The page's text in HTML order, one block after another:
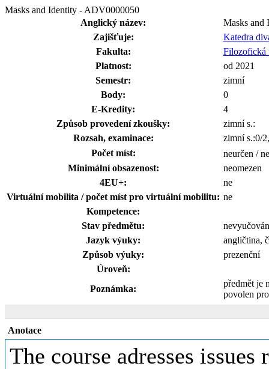
Masks and Identity - ADV0000050
Anglický název:
Masks and
Zajišťuje:
Katedra
Fakulta:
Filozofická
Platnost:
od 2021
Semestr:
zimní
Body:
0
E-Kredity:
4
Způsob provedení zkoušky:
zimní s.:
Rozsah, examinace:
zimní s.:0/
Počet míst:
neurčen /
Minimální obsazenost:
neomezen
4EU+:
ne
Virtuální mobilita / počet míst pro virtuální mobilitu: ne
Kompetence:
Stav předmětu:
nevyučován
Jazyk výuky:
angličtina,
Způsob výuky:
prezenční
Úroveň:
Poznámka:
předmět je
povolen
Anotace
The course adresses